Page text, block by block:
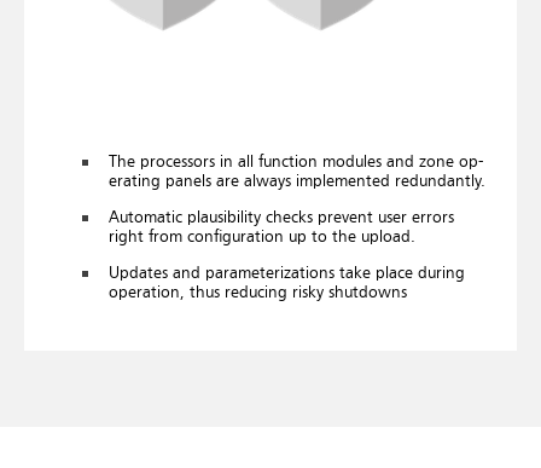
The pro­cessors in all func­tion mod­ules and zone op­
er­at­ing pan­els are al­ways im­ple­men­ted re­dund­antly.
Auto­matic plaus­ib­il­ity checks pre­vent user er­rors
right from con­fig­ur­a­tion up to the up­load.
Up­dates and para­met­er­iz­a­tions take place dur­ing
op­er­a­tion, thus re­du­cing risky shut­downs